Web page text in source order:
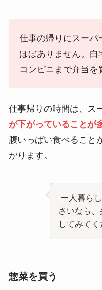
仕事の帰りにスーパ
ほぼありません。自
コンビニまで弁当を
仕事帰りの時間は、ス
が下がっていることが
腹いっぱい食べること
がります。
一人暮ら
さいなら
してみてく
惣菜を買う